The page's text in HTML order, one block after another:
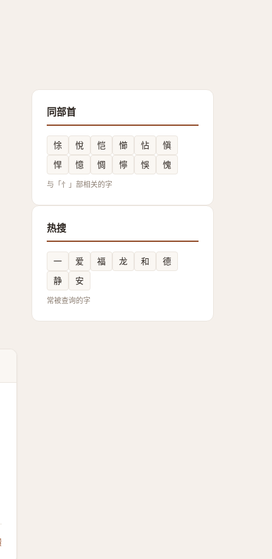
同部首
悇 悅 恺 㦢 怗
愼
悍
憶 惆 懧 悞 愧
与「忄」部相关的字
热搜
一 爱 福 龙 和
德
静
安
常被查询的字